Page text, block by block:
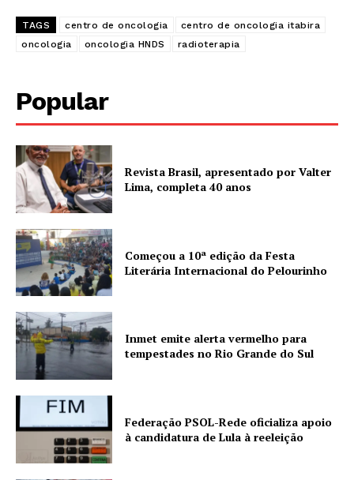
TAGS centro de oncologia
centro de oncologia itabira
oncologia
oncologia HNDS radioterapia
Popular
Revista Brasil, apresentado por Valter
Lima, completa 40 anos
Começou a 10ª edição da Festa
Literária Internacional do Pelourinho
Inmet emite alerta vermelho para
tempestades no Rio Grande do Sul
Federação PSOL-Rede oficializa apoio
à candidatura de Lula à reeleição